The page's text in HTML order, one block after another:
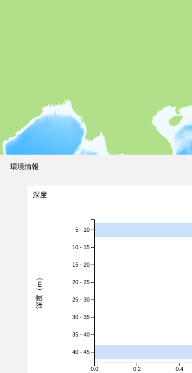
環境情報
深度
0.0 0.2 0.4
5 - 10
10 - 15
15 - 20
20 - 25
25 - 30
30 - 35
35 - 40
40 - 45
深度（m）